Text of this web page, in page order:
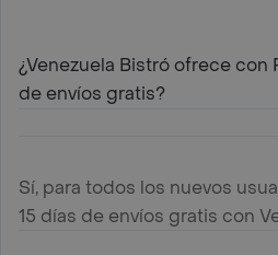
¿Venezuela Bistró ofrece con
de envíos gratis?
Sí, para todos los nuevos
15 días de envíos gratis con